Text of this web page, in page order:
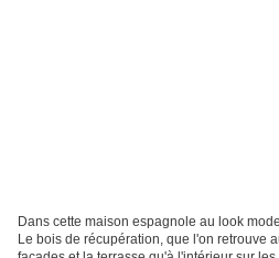
Dans cette maison espagnole au look
Le bois de récupération, que l'on retrouve